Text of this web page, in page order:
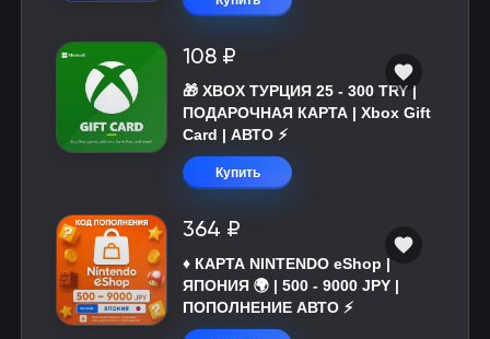
108 ₽
🎁 XBOX ТУРЦИЯ 25 - 300 TRY |
ПОДАРОЧНАЯ КАРТА | Xbox Gift
Card | АВТО ⚡
Купить
364 ₽
♦️ КАРТА NINTENDO eShop |
ЯПОНИЯ 🌍 | 500 - 9000 JPY |
ПОПОЛНЕНИЕ АВТО ⚡